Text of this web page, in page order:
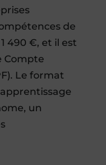
de
490 €, et il est
Compte
Le format
un